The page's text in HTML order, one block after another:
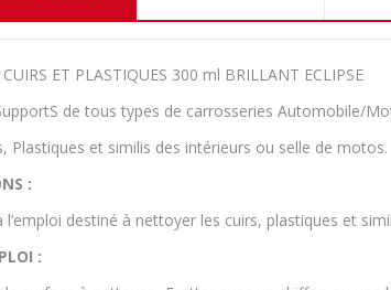
ET PLASTIQUES 300 ml BRILLANT ECLIPSE
de tous types de carrosseries Automobile/
Plastiques et similis des intérieurs ou selle de motos.
:
l’emploi destiné à nettoyer les cuirs, plastiques et
: